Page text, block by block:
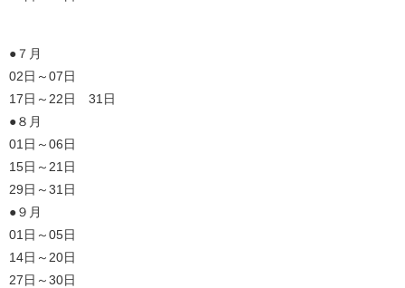
●７月
02日～07日
17日～22日 31日
●８月
01日～06日
15日～21日
29日～31日
●９月
01日～05日
14日～20日
27日～30日